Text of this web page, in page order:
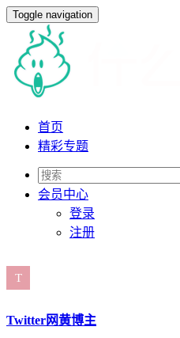
Toggle navigation
首页
精彩专题
会员中心
登录
注册
Twitter网黄博主